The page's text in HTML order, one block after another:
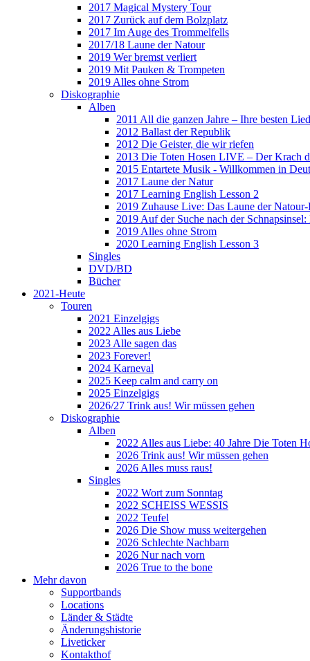
2017 Magical Mystery Tour
2017 Zurück auf dem Bolzplatz
2017 Im Auge des Trommelfells
2017/18 Laune der Natour
2019 Wer bremst verliert
2019 Mit Pauken & Trompeten
2019 Alles ohne Strom
Diskographie
Alben
2011 All die ganzen Jahre – Ihre besten
2012 Ballast der Republik
2012 Die Geister, die wir riefen
2013 Die Toten Hosen LIVE – Der Krach
2015 Entartete Musik - Willkommen in
2017 Laune der Natur
2017 Learning English Lesson 2
2019 Zuhause Live: Das Laune der
2019 Auf der Suche nach der
2019 Alles ohne Strom
2020 Learning English Lesson 3
Singles
DVD/BD
Bücher
2021-Heute
Touren
2021 Einzelgigs
2022 Alles aus Liebe
2023 Alle sagen das
2023 Forever!
2024 Karneval
2025 Keep calm and carry on
2025 Einzelgigs
2026/27 Trink aus! Wir müssen gehen
Diskographie
Alben
2022 Alles aus Liebe: 40 Jahre Die Toten
2026 Trink aus! Wir müssen gehen
2026 Alles muss raus!
Singles
2022 Wort zum Sonntag
2022 SCHEISS WESSIS
2022 Teufel
2026 Die Show muss weitergehen
2026 Schlechte Nachbarn
2026 Nur nach vorn
2026 True to the bone
Mehr davon
Supportbands
Locations
Länder & Städte
Änderungshistorie
Liveticker
Kontakthof